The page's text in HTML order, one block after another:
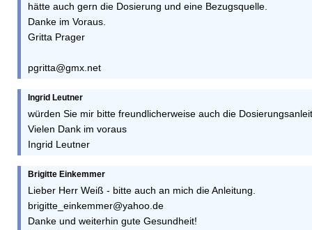
hätte auch gern die Dosierung und eine Bezugsquelle.
Danke im Voraus.
Gritta Prager
pgritta@gmx.net
Ingrid Leutner
würden Sie mir bitte freundlicherweise auch die
Vielen Dank im voraus
Ingrid Leutner
Brigitte Einkemmer
Lieber Herr Weiß - bitte auch an mich die Anleitung.
brigitte_einkemmer@yahoo.de
Danke und weiterhin gute Gesundheit!